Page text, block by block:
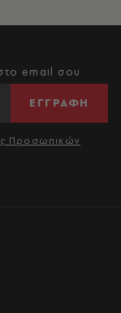
email σου
ΕΓΓΡΑΦΗ
Προσωπικών